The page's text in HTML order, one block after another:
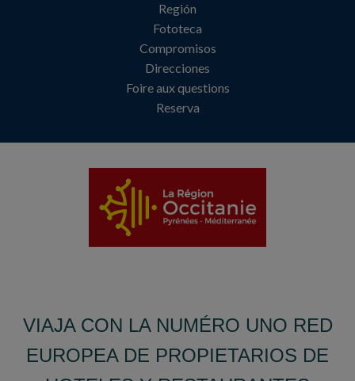
Región
Fototeca
Compromisos
Direcciones
Foire aux questions
Reserva
VIAJA CON LA NUMÉRO UNO RED
EUROPEA DE PROPIETARIOS DE